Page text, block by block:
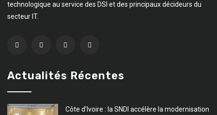
technologique au service des DSI et des principaux décideurs du
secteur IT.
Actualités Récentes
Côte d’Ivoire : la SNDI accélère la modernisation